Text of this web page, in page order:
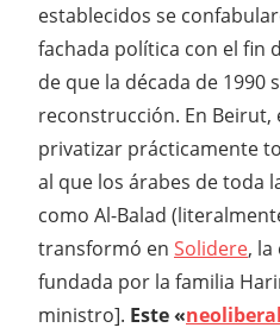
establecidos se
fachada política con el fin
de que la década de 1990
reconstrucción. En Beirut,
privatizar prácticamente
al que los árabes de toda
como Al-Balad
transformó en Solidere,
fundada por la familia
ministro]. Este «